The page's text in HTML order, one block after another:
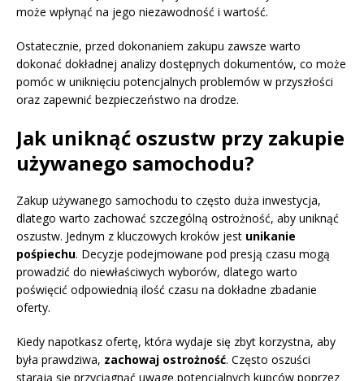
może wpłynąć na jego niezawodność i wartość.
Ostatecznie, przed dokonaniem zakupu zawsze warto
dokonać dokładnej analizy dostępnych dokumentów, co może
pomóc w uniknięciu potencjalnych problemów w przyszłości
oraz zapewnić bezpieczeństwo na drodze.
Jak uniknąć oszustw przy zakupie
używanego samochodu?
Zakup używanego samochodu to często duża inwestycja,
dlatego warto zachować szczególną ostrożność, aby uniknąć
oszustw. Jednym z kluczowych kroków jest unikanie
pośpiechu. Decyzje podejmowane pod presją czasu mogą
prowadzić do niewłaściwych wyborów, dlatego warto
poświęcić odpowiednią ilość czasu na dokładne zbadanie
oferty.
Kiedy napotkasz ofertę, która wydaje się zbyt korzystna, aby
była prawdziwa, zachowaj ostrożność. Często oszuści
starają się przyciągnąć uwagę potencjalnych kupców poprzez